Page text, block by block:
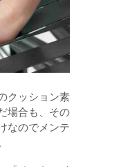
クッション素
場合も、その
なのでメンテ